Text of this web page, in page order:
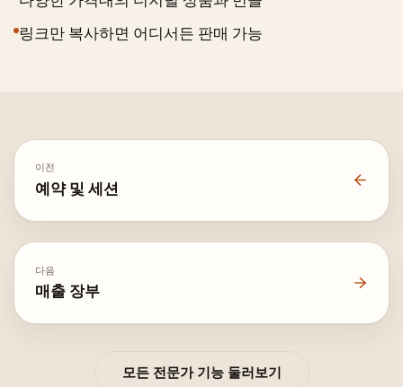
링크만 복사하면 어디서든 판매 가능
이전
예약 및 세션
다음
매출 장부
모든 전문가 기능 둘러보기